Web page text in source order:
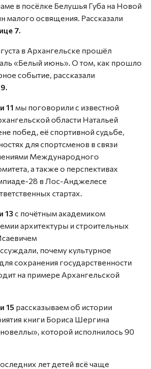
в посёлке Белушья Губа на Новой
малого освящения. Рассказали
7.
в Архангельске прошёл
«Белый июнь». О том, как прошло
событие, рассказали
11 мы поговорили с известной
области Натальей
побед, её спортивной судьбе,
для спортсменов в связи
Международного
а также о перспективах
28 в Лос-Анджелесе
стартах.
13 с почётным академиком
архитектуры и строительных
почему культурное
сохранения государственности
на примере Архангельской
15 рассказываем об истории
книги Бориса Шергина
которой исполнилось 90
лет детей всё чаще